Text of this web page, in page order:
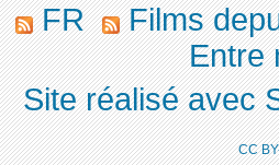
FR
Films
Entre
Site réalisé avec
CC